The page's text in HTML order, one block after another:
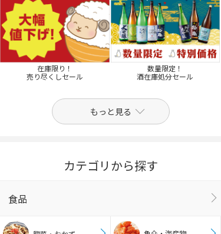
在庫限り！
売り尽くしセール
数量限定！
酒在庫処分セール
もっと見る
カテゴリから探す
食品